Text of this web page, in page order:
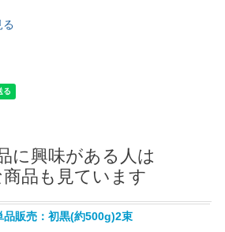
に興味がある人は
品も見ています
品販売：初黒(約500g)2束